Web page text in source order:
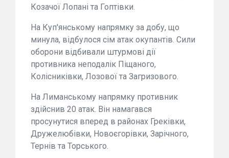
Козачої Лопані та Гоптівки.
На Куп'янському напрямку за добу, що
минула, відбулося сім атак окупантів. Сили
оборони відбивали штурмові дії
противника неподалік Піщаного,
Колісниківки, Лозової та Загризового.
На Лиманському напрямку противник
здійснив 20 атак. Він намагався
просунутися вперед в районах Греківки,
Дружелюбівки, Новоєгорівки, Зарічного,
Тернів та Торського.